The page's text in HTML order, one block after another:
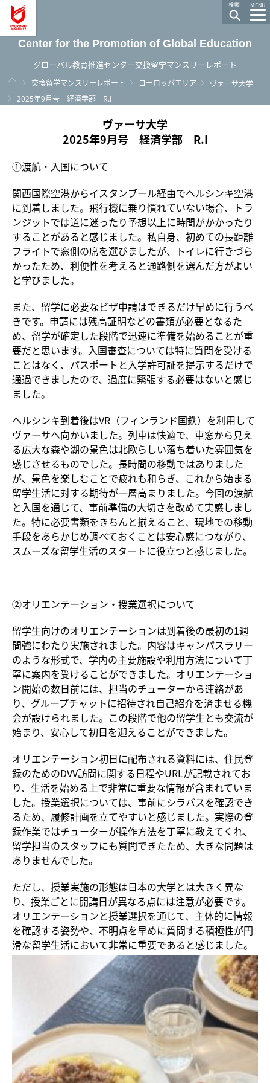
MENU
Center for the Promotion of Global Education
グローバル教育推進センター交換留学マンスリーレポート
ホーム
交換留学マンスリーレポート ヨーロッパエリア
ヴァーサ大学
2025年9月号 経済学部 R.I
ヴァーサ大学
2025年9月号 経済学部 R.I
①渡航・入国について
関西国際空港からイスタンブール経由でヘルシンキ空港
に到着しました。飛行機に乗り慣れていない場合、トラ
ンジットでは道に迷ったり予想以上に時間がかかったり
することがあると感じました。私自身、初めての長距離
フライトで窓側の席を選びましたが、トイレに行きづら
かったため、利便性を考えると通路側を選んだ方がよい
と学びました。
また、留学に必要なビザ申請はできるだけ早めに行うべ
きです。申請には残高証明などの書類が必要となるた
め、留学が確定した段階で迅速に準備を始めることが重
要だと思います。入国審査については特に質問を受ける
ことはなく、パスポートと入学許可証を提示するだけで
通過できましたので、過度に緊張する必要はないと感じ
ました。
ヘルシンキ到着後はVR（フィンランド国鉄）を利用して
ヴァーサへ向かいました。列車は快適で、車窓から見え
る広大な森や湖の景色は北欧らしい落ち着いた雰囲気を
感じさせるものでした。長時間の移動ではありました
が、景色を楽しむことで疲れも和らぎ、これから始まる
留学生活に対する期待が一層高まりました。今回の渡航
と入国を通じて、事前準備の大切さを改めて実感しまし
た。特に必要書類をきちんと揃えること、現地での移動
手段をあらかじめ調べておくことは安心感につながり、
スムーズな留学生活のスタートに役立つと感じました。
②オリエンテーション・授業選択について
留学生向けのオリエンテーションは到着後の最初の1週
間強にわたり実施されました。内容はキャンパスラリー
のような形式で、学内の主要施設や利用方法について丁
寧に案内を受けることができました。オリエンテーショ
ン開始の数日前には、担当のチューターから連絡があ
り、グループチャットに招待され自己紹介を済ませる機
会が設けられました。この段階で他の留学生とも交流が
始まり、安心して初日を迎えることができました。
オリエンテーション初日に配布される資料には、住民登
録のためのDVV訪問に関する日程やURLが記載されてお
り、生活を始める上で非常に重要な情報が含まれていま
した。授業選択については、事前にシラバスを確認でき
るため、履修計画を立てやすいと感じました。実際の登
録作業ではチューターが操作方法を丁寧に教えてくれ、
留学担当のスタッフにも質問できたため、大きな問題は
ありませんでした。
ただし、授業実施の形態は日本の大学とは大きく異な
り、授業ごとに開講日が異なる点には注意が必要です。
オリエンテーションと授業選択を通じて、主体的に情報
を確認する姿勢や、不明点を早めに質問する積極性が円
滑な留学生活において非常に重要であると感じました。